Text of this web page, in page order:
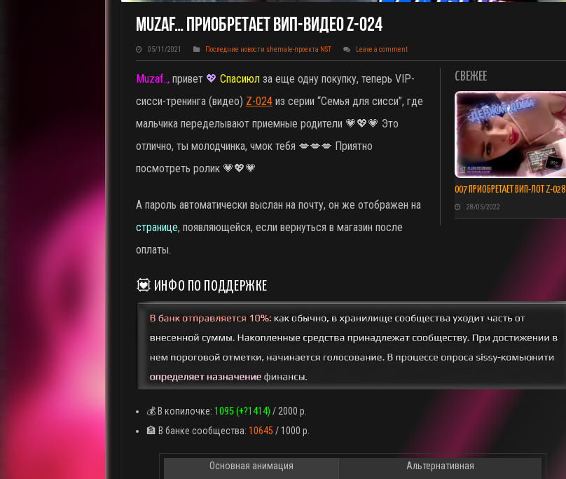
Muzaf… Приобретает ВИП-Видео Z-024
05/11/2021 Последние новости shemale-проекта NST Leave a comment
СВЕЖЕЕ
007 ПРИОБРЕТАЕТ ВИП-ЛОТ Z-028
28/05/2022
Muzaf..,привет 💖 Спасиюл за еще одну покупку, теперь VIP-
сисси-тренинга (видео) Z-024из серии “Семья для сисси”, где
мальчика переделывают приемные родители 💗💖💗 Это
отлично, ты молодчинка, чмок тебя 💋💋💋 Приятно
посмотреть ролик 💗💖💗
А пароль автоматически выслан на почту, он же отображен на
странице, появляющейся, если вернуться в магазин после
оплаты.
💟 ИНФО ПО ПОДДЕРЖКЕ
💰 В копилочке: 1095 (+?1414) / 2000 р.
🏦 В банке сообщества: 10645 / 1000 р.
Основная анимация Альтернативная